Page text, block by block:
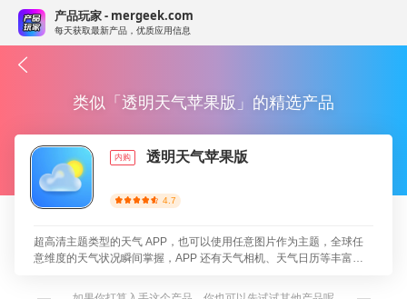
产品玩家 - mergeek.com
每天获取最新产品，优质应用信息
类似「透明天气苹果版」的精选产品
内购 透明天气苹果版
4.7
超高清主题类型的天气 APP，也可以使用任意图片作为主题，全球任
意维度的天气状况瞬间掌握，APP 还有天气相机、天气日历等丰富功